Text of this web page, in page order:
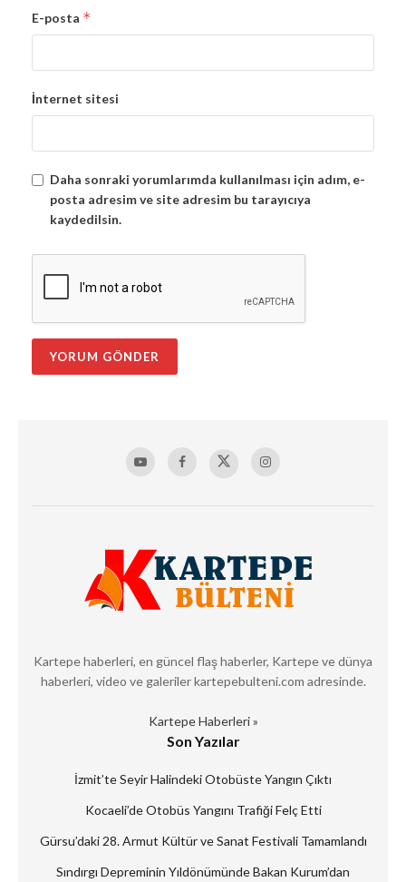
E-posta *
İnternet sitesi
Daha sonraki yorumlarımda kullanılması için adım, e-
posta adresim ve site adresim bu tarayıcıya
kaydedilsin.
Kartepe haberleri, en güncel flaş haberler, Kartepe ve dünya
haberleri, video ve galeriler kartepebulteni.com adresinde.
Kartepe Haberleri »
Son Yazılar
İzmit’te Seyir Halindeki Otobüste Yangın Çıktı
Kocaeli’de Otobüs Yangını Trafiği Felç Etti
Gürsu’daki 28. Armut Kültür ve Sanat Festivali Tamamlandı
Sındırgı Depreminin Yıldönümünde Bakan Kurum’dan